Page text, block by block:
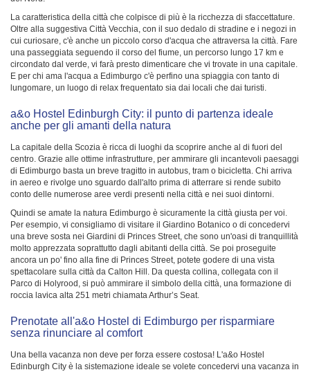
La caratteristica della città che colpisce di più è la ricchezza di sfaccettature.
Oltre alla suggestiva Città Vecchia, con il suo dedalo di stradine e i negozi in
cui curiosare, c'è anche un piccolo corso d'acqua che attraversa la città. Fare
una passeggiata seguendo il corso del fiume, un percorso lungo 17 km e
circondato dal verde, vi farà presto dimenticare che vi trovate in una capitale.
E per chi ama l'acqua a Edimburgo c'è perfino una spiaggia con tanto di
lungomare, un luogo di relax frequentato sia dai locali che dai turisti.
a&o Hostel Edinburgh City: il punto di partenza ideale
anche per gli amanti della natura
La capitale della Scozia è ricca di luoghi da scoprire anche al di fuori del
centro. Grazie alle ottime infrastrutture, per ammirare gli incantevoli paesaggi
di Edimburgo basta un breve tragitto in autobus, tram o bicicletta. Chi arriva
in aereo e rivolge uno sguardo dall'alto prima di atterrare si rende subito
conto delle numerose aree verdi presenti nella città e nei suoi dintorni.
Quindi se amate la natura Edimburgo è sicuramente la città giusta per voi.
Per esempio, vi consigliamo di visitare il Giardino Botanico o di concedervi
una breve sosta nei Giardini di Princes Street, che sono un'oasi di tranquillità
molto apprezzata soprattutto dagli abitanti della città. Se poi proseguite
ancora un po' fino alla fine di Princes Street, potete godere di una vista
spettacolare sulla città da Calton Hill. Da questa collina, collegata con il
Parco di Holyrood, si può ammirare il simbolo della città, una formazione di
roccia lavica alta 251 metri chiamata Arthur’s Seat.
Prenotate all'a&o Hostel di Edimburgo per risparmiare
senza rinunciare al comfort
Una bella vacanza non deve per forza essere costosa! L'a&o Hostel
Edinburgh City è la sistemazione ideale se volete concedervi una vacanza in